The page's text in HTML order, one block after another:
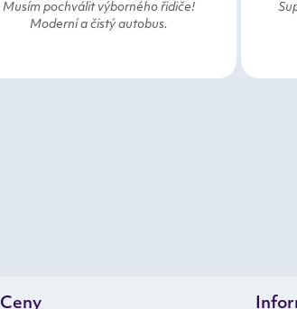
Musím pochválit výborného řidiče!
Moderní a čistý autobus.
Ceny